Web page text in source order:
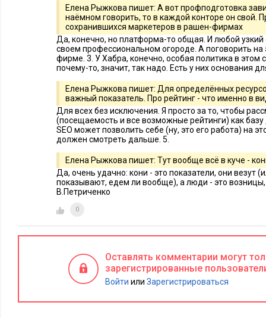
Елена Рыжкова пишет: А вот профподготовка
наёмном говорить, то в каждой конторе он свой.
сохранившихся маркетеров в рашен-фирмах
Да, конечно, но платформа-то общая. И любой
своем профессиональном огороде. А поговорить на
фирме. 3. У Хабра, конечно, особая политика в этом
почему-то, значит, так надо. Есть у них основания
Елена Рыжкова пишет: Для определённых
важный показатель. Про рейтинг - что именно в
Для всех без исключения. Я просто за то, чтобы
(посещаемость и все возможные рейтинги) как
SEO может позволить себе (ну, это его работа) на
должен смотреть дальше. 5.
Елена Рыжкова пишет: Тут вообще всё в куче -
Да, очень удачно: кони - это показатели, они везут
показывают, едем ли вообще), а люди - это
В.Петриченко
0
Оставлять комментарии могут
зарегистрированные
Войти или Зарегистрироваться